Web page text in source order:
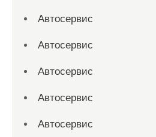
Автосервис
Автосервис
Автосервис
Автосервис
Автосервис